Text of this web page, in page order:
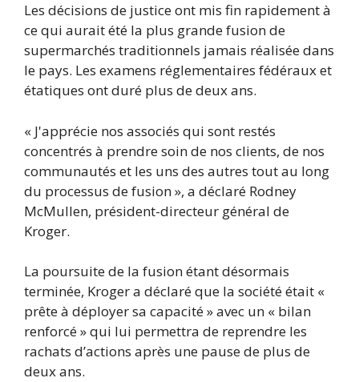
Les décisions de justice ont mis fin rapidement à
ce qui aurait été la plus grande fusion de
supermarchés traditionnels jamais réalisée dans
le pays. Les examens réglementaires fédéraux et
étatiques ont duré plus de deux ans.
« J'apprécie nos associés qui sont restés
concentrés à prendre soin de nos clients, de nos
communautés et les uns des autres tout au long
du processus de fusion », a déclaré Rodney
McMullen, président-directeur général de
Kroger.
La poursuite de la fusion étant désormais
terminée, Kroger a déclaré que la société était «
prête à déployer sa capacité » avec un « bilan
renforcé » qui lui permettra de reprendre les
rachats d’actions après une pause de plus de
deux ans.